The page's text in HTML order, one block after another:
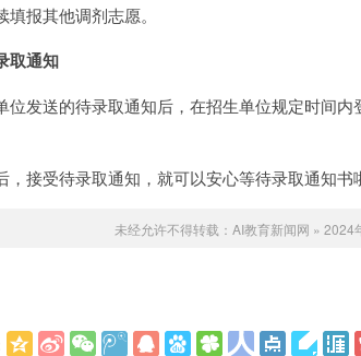
报其他调剂志愿。
取通知
位发送的待录取通知后，在招生单位规定时间
，接受待录取通知，就可以安心等待录取通知书
未经允许不得转载： AI教育新闻网 » 2024